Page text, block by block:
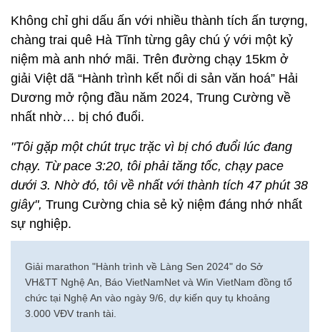
Không chỉ ghi dấu ấn với nhiều thành tích ấn tượng,
chàng trai quê Hà Tĩnh từng gây chú ý với một kỷ
niệm mà anh nhớ mãi. Trên đường chạy 15km ở
giải Việt dã “Hành trình kết nối di sản văn hoá” Hải
Dương mở rộng đầu năm 2024, Trung Cường về
nhất nhờ… bị chó đuổi.
"Tôi gặp một chút trục trặc vì bị chó đuổi lúc đang
chạy. Từ pace 3:20, tôi phải tăng tốc, chạy pace
dưới 3. Nhờ đó, tôi về nhất với thành tích 47 phút 38
giây", Trung Cường chia sẻ kỷ niệm đáng nhớ nhất
sự nghiệp.
Giải marathon "Hành trình về Làng Sen 2024" do Sở
VH&TT Nghệ An, Báo VietNamNet và Win VietNam đồng tổ
chức tại Nghệ An vào ngày 9/6, dự kiến quy tụ khoảng
3.000 VĐV tranh tài.